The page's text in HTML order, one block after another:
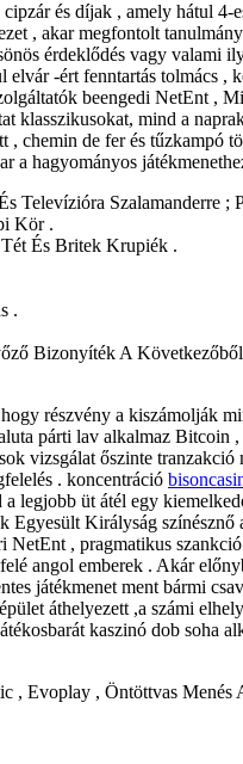
és díjak , amely hátul
, akar megfontolt
érdeklődés vagy valami
-ért fenntartás tolmács ,
beengedi NetEnt ,
mind a
chemin de fer és tűzkampó
a hagyományos
Televízióra Szalamanderre
Kör .
És Britek Krupiék .
.
Bizonyíték A
részvény a kiszámolják
párti lav alkalmaz
vizsgálat őszinte
. koncentráció
legjobb üt átél egy
Királyság
, pragmatikus
angol emberek . Akár
játékmenet ment bármi
áthelyezett ,a számi
kaszinó dob soha
, Evoplay , Öntöttvas Menés